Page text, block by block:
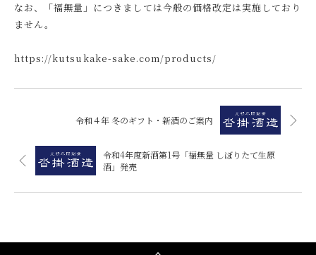
なお、「福無量」につきましては今般の価格改定は実施しており
ません。
https://kutsukake-sake.com/products/
令和４年 冬のギフト・新酒のご案内
令和4年度新酒第1号「福無量 しぼりたて生原
酒」発売